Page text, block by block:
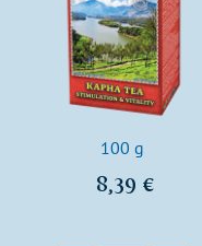
100 g
8,39 €